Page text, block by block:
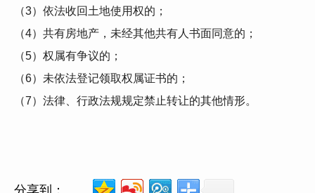
（3）依法收回土地使用权的；
（4）共有房地产，未经其他共有人书面同意的；
（5）权属有争议的；
（6）未依法登记领取权属证书的；
（7）法律、行政法规规定禁止转让的其他情形。
分享到：